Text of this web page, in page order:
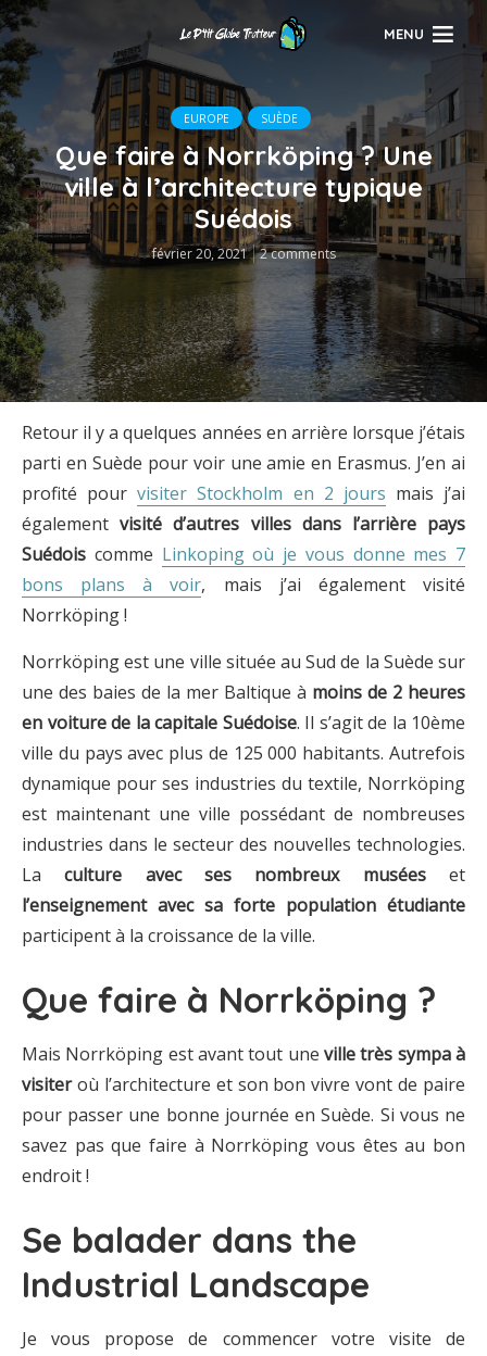
MENU
EUROPE SUÈDE
Que faire à Norrköping ? Une
ville à l’architecture typique
Suédois
février 20, 2021 2 comments
Retour il y a quelques années en arrière lorsque j’étais
parti en Suède pour voir une amie en Erasmus. J’en ai
profité pourvisiter Stockholm en 2 jours mais j’ai
égalementvisité d’autres villes dans l’arrière pays
Suédois comme Linkoping où je vous donne mes 7
bons plans à voir, mais j’ai également visité
Norrköping !
Norrköping est une ville située au Sud de la Suède sur
une des baies de la mer Baltique à moins de 2 heures
en voiture de la capitale Suédoise. Il s’agit de la 10ème
ville du pays avec plus de 125 000 habitants. Autrefois
dynamique pour ses industries du textile, Norrköping
est maintenant une ville possédant de nombreuses
industries dans le secteur des nouvelles technologies.
Laculture avec ses nombreux muséeset
l’enseignement avec sa forte population étudiante
participent à la croissance de la ville.
Que faire à Norrköping ?
Mais Norrköping est avant tout une ville très sympa à
visiteroù l’architecture et son bon vivre vont de paire
pour passer une bonne journée en Suède. Si vous ne
savez pas que faire à Norrköping vous êtes au bon
endroit !
Se balader dans the
Industrial Landscape
Je vous propose de commencer votre visite de